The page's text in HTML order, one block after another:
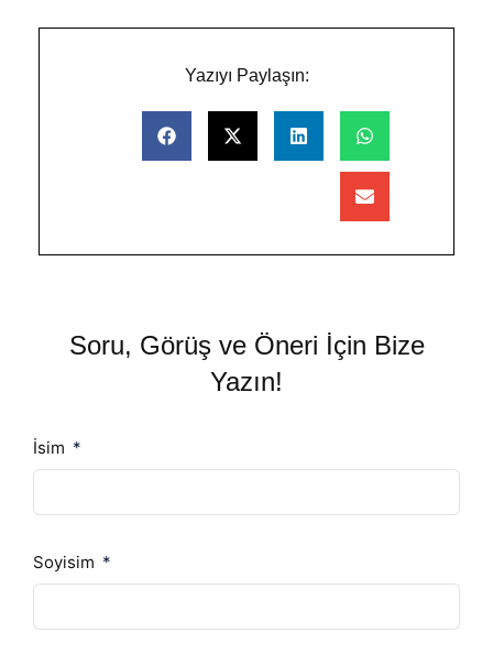
Yazıyı Paylaşın:
Soru, Görüş ve Öneri İçin Bize
Yazın!
İsim
Soyisim